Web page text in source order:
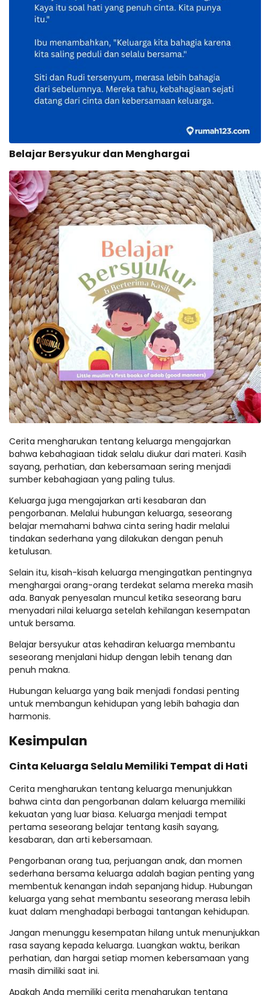
Belajar Bersyukur dan Menghargai
Cerita mengharukan tentang keluarga mengajarkan
bahwa kebahagiaan tidak selalu diukur dari materi. Kasih
sayang, perhatian, dan kebersamaan sering menjadi
sumber kebahagiaan yang paling tulus.
Keluarga juga mengajarkan arti kesabaran dan
pengorbanan. Melalui hubungan keluarga, seseorang
belajar memahami bahwa cinta sering hadir melalui
tindakan sederhana yang dilakukan dengan penuh
ketulusan.
Selain itu, kisah-kisah keluarga mengingatkan pentingnya
menghargai orang-orang terdekat selama mereka masih
ada. Banyak penyesalan muncul ketika seseorang baru
menyadari nilai keluarga setelah kehilangan kesempatan
untuk bersama.
Belajar bersyukur atas kehadiran keluarga membantu
seseorang menjalani hidup dengan lebih tenang dan
penuh makna.
Hubungan keluarga yang baik menjadi fondasi penting
untuk membangun kehidupan yang lebih bahagia dan
harmonis.
Kesimpulan
Cinta Keluarga Selalu Memiliki Tempat di Hati
Cerita mengharukan tentang keluarga menunjukkan
bahwa cinta dan pengorbanan dalam keluarga memiliki
kekuatan yang luar biasa. Keluarga menjadi tempat
pertama seseorang belajar tentang kasih sayang,
kesabaran, dan arti kebersamaan.
Pengorbanan orang tua, perjuangan anak, dan momen
sederhana bersama keluarga adalah bagian penting yang
membentuk kenangan indah sepanjang hidup. Hubungan
keluarga yang sehat membantu seseorang merasa lebih
kuat dalam menghadapi berbagai tantangan kehidupan.
Jangan menunggu kesempatan hilang untuk menunjukkan
rasa sayang kepada keluarga. Luangkan waktu, berikan
perhatian, dan hargai setiap momen kebersamaan yang
masih dimiliki saat ini.
Apakah Anda memiliki cerita mengharukan tentang